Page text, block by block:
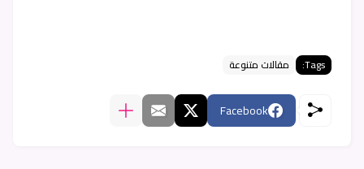
Tags: مقالات متنوعة
Facebook